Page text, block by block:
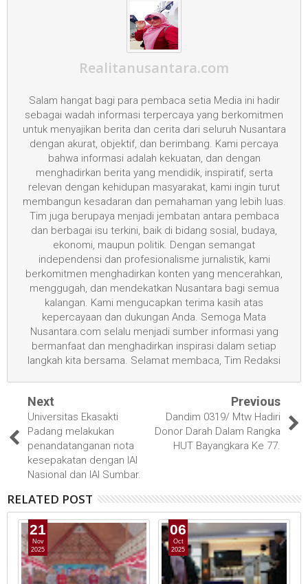
Realitanusantara.com
Salam hangat bagi para pembaca setia Media ini hadir
sebagai wadah informasi terpercaya yang berkomitmen
untuk menyajikan berita dan cerita dari seluruh Nusantara
dengan akurat, objektif, dan berimbang. Kami percaya
bahwa informasi adalah kekuatan, dan dengan
menghadirkan berita yang mendidik, inspiratif, serta
relevan dengan kehidupan masyarakat, kami ingin turut
membangun kesadaran dan pemahaman yang lebih luas.
Tim juga berupaya menjadi jembatan antara pembaca
dan berbagai isu terkini, baik di bidang sosial, budaya,
ekonomi, maupun politik. Dengan semangat
independensi dan profesionalisme jurnalistik, kami
berkomitmen menghadirkan konten yang mencerahkan,
menggugah, dan mendekatkan Nusantara bagi semua
kalangan. Kami mengucapkan terima kasih atas
kepercayaan dan dukungan Anda. Semoga Mata
Nusantara.com selalu menjadi sumber informasi yang
bermanfaat dan menghadirkan inspirasi dalam setiap
langkah kita bersama. Selamat membaca, Tim Redaksi
Next
Universitas Ekasakti
Padang melakukan
penandatanganan nota
kesepakatan dengan IAI
Nasional dan IAI Sumbar.
Previous
Dandim 0319/ Mtw Hadiri
Donor Darah Dalam Rangka
HUT Bayangkara Ke 77.
RELATED POST
21
Nov
2025
06
Oct
2025